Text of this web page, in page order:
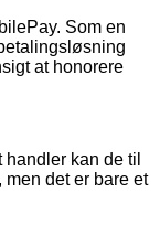
Som en
at honorere
kan de til
det er bare et